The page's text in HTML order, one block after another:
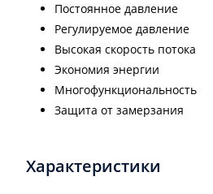
Постоянное давление
Регулируемое давление
Высокая скорость потока
Экономия энергии
Многофункциональность
Защита от замерзания
Характеристики